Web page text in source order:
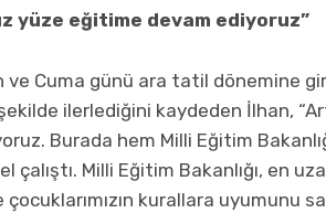
yüze eğitime devam ediyoruz”
ve Cuma günü ara tatil dönemine
ilerlediğini kaydeden İlhan,
Burada hem Milli Eğitim
çalıştı. Milli Eğitim Bakanlığı, en
kurallara uyumunu